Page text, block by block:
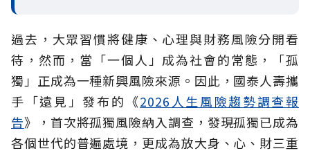
過去，大眾習慣將健康、心理與財務風險分開看
待，然而，當「一個人」成為社會的常態，「孤
獨」正成為一種新興風險來源。因此，國泰人壽攜
手「遠見」發布的《2026人生風險趨勢調查報
告》，首次將孤獨風險納入調查，發現孤獨已成為
各個世代的普遍處境，更成為放大身、心、財三重